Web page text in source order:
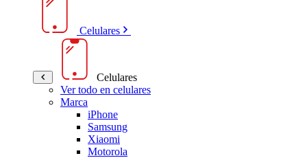
Celulares
Celulares
Ver todo en celulares
Marca
iPhone
Samsung
Xiaomi
Motorola